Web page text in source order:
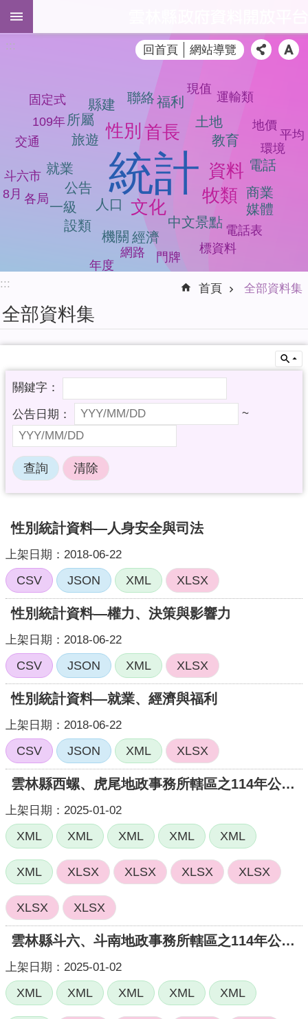
跳到主要內容區塊
全
資
料
檢
擬
系
統
育
訓
練
課
程
簡
值
型
API
回
首
頁
網
站
導
覽
::: 回首頁 網站導覽
統計
文化
首長
性別
資料
牧類
人口
公告
旅遊
中文景點
教育
土地
就業
經濟
福利
所屬
一級
機關
聯絡
電話
商業
縣建
設類
媒體
環境
各局
網路
電話表
109年
現值
地價
斗六市
門牌
標資料
交通
運輸類
固定式
平均
年度
8月
::: 首頁 全部資料集
全部資料集
~
性別統計資料—人身安全與司法
上架日期：2018-06-22
CSV JSON XML XLSX
性別統計資料—權力、決策與影響力
上架日期：2018-06-22
CSV JSON XML XLSX
性別統計資料—就業、經濟與福利
上架日期：2018-06-22
CSV JSON XML XLSX
雲林縣西螺、虎尾地政事務所轄區之114年公告土地現值
上架日期：2025-01-02
XML XML XML XML XML
XML XLSX XLSX XLSX XLSX
XLSX XLSX
雲林縣斗六、斗南地政事務所轄區之114年公告土地現值
上架日期：2025-01-02
XML XML XML XML XML